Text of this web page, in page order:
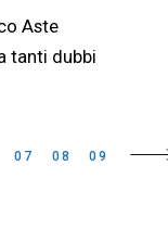
tanti dubbi
07 08 09